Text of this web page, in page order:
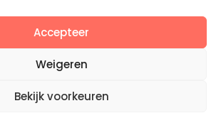
Accepteer
Weigeren
Bekijk voorkeuren